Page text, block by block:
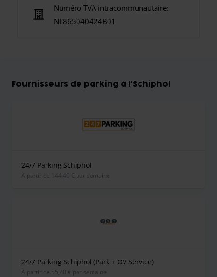
Numéro TVA intracommunautaire:
NL865040424B01
Fournisseurs de parking à l'Schiphol
24/7 Parking Schiphol
À partir de 144,40 € par semaine
24/7 Parking Schiphol (Park + OV Service)
À partir de 55,40 € par semaine